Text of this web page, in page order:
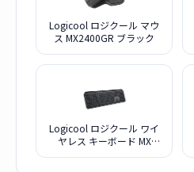
Logicool ロジクール マウ
ス MX2400GR ブラック
Logicool ロジクール ワイ
ヤレス キーボード MX